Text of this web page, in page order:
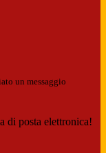
un messaggio
di posta elettronica!